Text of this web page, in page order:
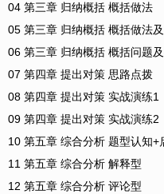
04 第三章 归纳概括 概括做法
05 第三章 归纳概括 概括做法
06 第三章 归纳概括 概括问题
07 第四章 提出对策 思路点拨
08 第四章 提出对策 实战演练1
09 第四章 提出对策 实战演练2
10 第五章 综合分析 题型认知+
11 第五章 综合分析 解释型
12 第五章 综合分析 评论型